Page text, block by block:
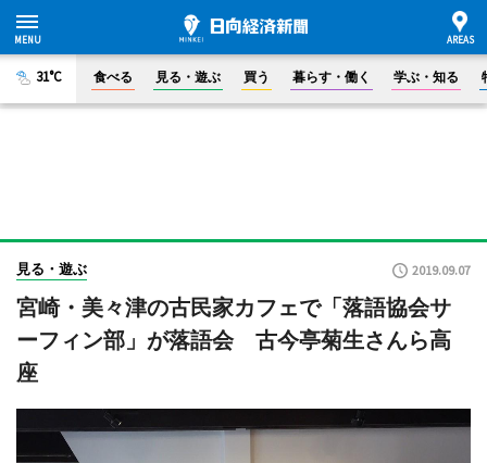
31°C 食べる 見る・遊ぶ 買う 暮らす・働く 学ぶ・知る
見る・遊ぶ 2019.09.07
宮崎・美々津の古民家カフェで「落語協会サ
ーフィン部」が落語会 古今亭菊生さんら高
座